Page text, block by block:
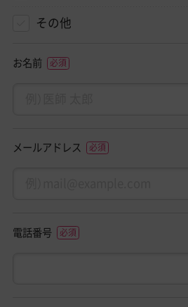
その他
お名前
メールアドレス
電話番号